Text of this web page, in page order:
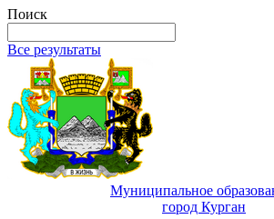
Поиск
Все результаты
Муниципальное
город Курган